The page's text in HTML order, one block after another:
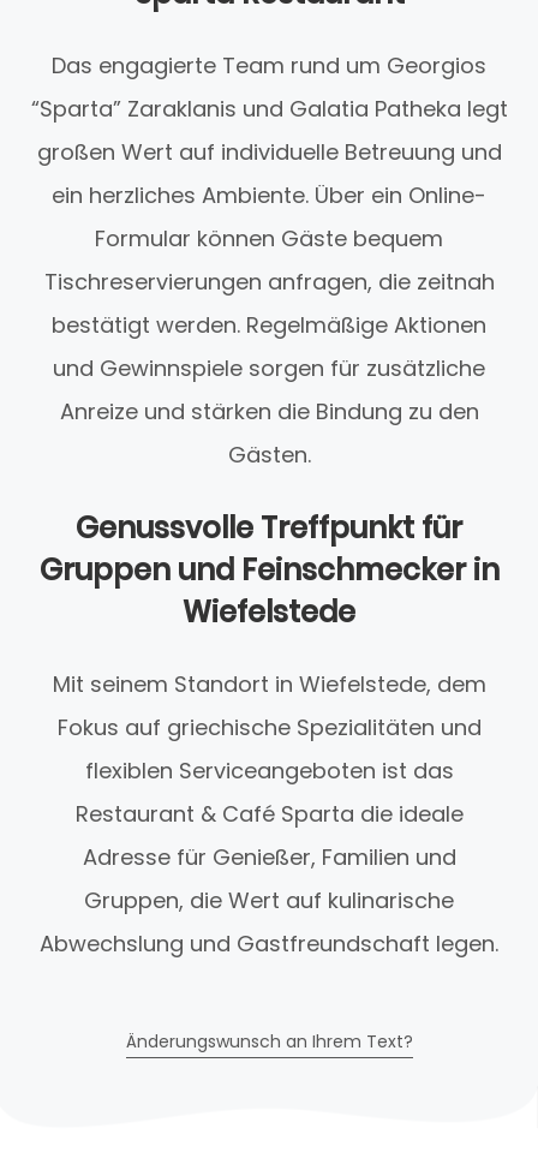
Das engagierte Team rund um Georgios
“Sparta” Zaraklanis und Galatia Patheka legt
großen Wert auf individuelle Betreuung und
ein herzliches Ambiente. Über ein Online-
Formular können Gäste bequem
Tischreservierungen anfragen, die zeitnah
bestätigt werden. Regelmäßige Aktionen
und Gewinnspiele sorgen für zusätzliche
Anreize und stärken die Bindung zu den
Gästen.
Genussvolle Treffpunkt für
Gruppen und Feinschmecker in
Wiefelstede
Mit seinem Standort in Wiefelstede, dem
Fokus auf griechische Spezialitäten und
flexiblen Serviceangeboten ist das
Restaurant & Café Sparta die ideale
Adresse für Genießer, Familien und
Gruppen, die Wert auf kulinarische
Abwechslung und Gastfreundschaft legen.
Änderungswunsch an Ihrem Text?